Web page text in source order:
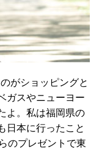
がショッピングと
ガスやニューヨー
よ。私は福岡県の
日本に行ったこと
のプレゼントで東